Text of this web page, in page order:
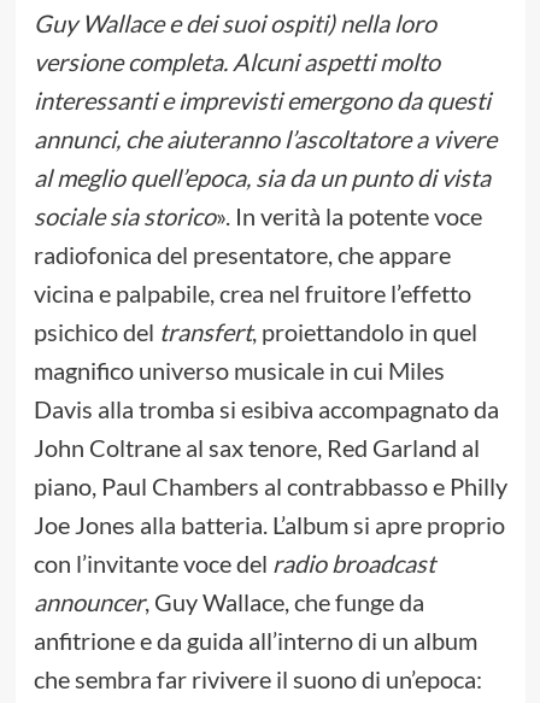
Guy Wallace e dei suoi ospiti) nella loro
versione completa. Alcuni aspetti molto
interessanti e imprevisti emergono da questi
annunci, che aiuteranno l’ascoltatore a vivere
al meglio quell’epoca, sia da un punto di vista
sociale sia storico». In verità la potente voce
radiofonica del presentatore, che appare
vicina e palpabile, crea nel fruitore l’effetto
psichico del transfert, proiettandolo in quel
magnifico universo musicale in cui Miles
Davis alla tromba si esibiva accompagnato da
John Coltrane al sax tenore, Red Garland al
piano, Paul Chambers al contrabbasso e Philly
Joe Jones alla batteria. L’album si apre proprio
con l’invitante voce del radio broadcast
announcer, Guy Wallace, che funge da
anfitrione e da guida all’interno di un album
che sembra far rivivere il suono di un’epoca: